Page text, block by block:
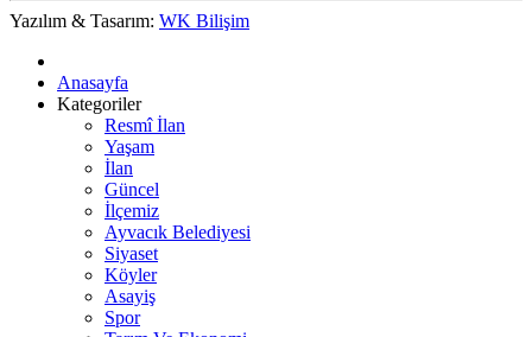
Yazılım & Tasarım: WK Bilişim
Anasayfa
Kategoriler
Resmî İlan
Yaşam
İlan
Güncel
İlçemiz
Ayvacık Belediyesi
Siyaset
Köyler
Asayiş
Spor